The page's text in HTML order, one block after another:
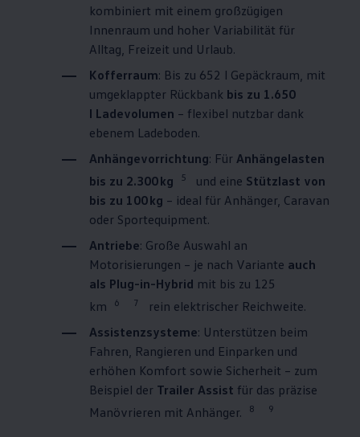
kombiniert mit einem großzügigen
Innenraum und hoher Variabilität für
Alltag, Freizeit und Urlaub.
Kofferraum: Bis zu 652 l Gepäckraum, mit
umgeklappter Rückbank bis zu 1.650
l Ladevolumen – flexibel nutzbar dank
ebenem Ladeboden.
Anhängevorrichtung: Für Anhängelasten
bis zu 2.300 kg
5 und eine Stützlast von
bis zu 100 kg – ideal für Anhänger, Caravan
oder Sportequipment.
Antriebe: Große Auswahl an
Motorisierungen – je nach Variante auch
als Plug-in-Hybrid mit bis zu 125
km
6 7
rein elektrischer Reichweite.
Assistenzsysteme: Unterstützen beim
Fahren, Rangieren und Einparken und
erhöhen Komfort sowie Sicherheit – zum
Beispiel der Trailer Assist für das präzise
Manövrieren mit Anhänger.
8 9